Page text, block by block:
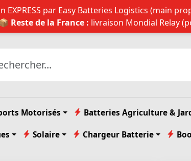
EXPRESS par Easy Batteries Logistics (main
📦 Reste de la France : livraison Mondial Relay
Motorisés Batteries Agriculture &
Solaire Chargeur Batterie